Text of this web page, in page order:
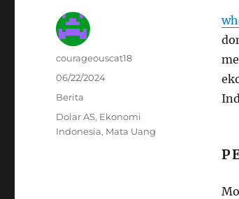
Author
courageouscat18
Posted
06/22/2024
Categories
Berita
Tags
Dolar AS, Ekonomi
Indonesia, Mata Uang